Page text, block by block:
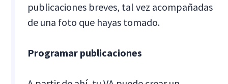
publicaciones breves, tal vez acompañadas
de una foto que hayas tomado.
Programar publicaciones